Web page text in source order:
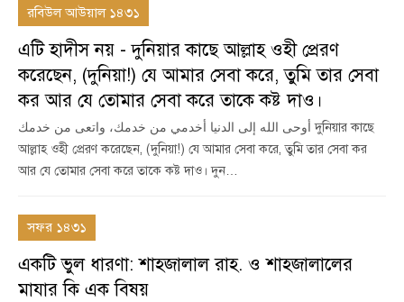
রবিউল আউয়াল ১৪৩১
এটি হাদীস নয় - দুনিয়ার কাছে আল্লাহ ওহী প্রেরণ
করেছেন, (দুনিয়া!) যে আমার সেবা করে, তুমি তার সেবা
কর আর যে তোমার সেবা করে তাকে কষ্ট দাও।
أوحى الله إلى الدنيا أخدمي من خدمك، واتعى من خدمك দুনিয়ার কাছে
আল্লাহ ওহী প্রেরণ করেছেন, (দুনিয়া!) যে আমার সেবা করে, তুমি তার সেবা কর
আর যে তোমার সেবা করে তাকে কষ্ট দাও। দুন…
সফর ১৪৩১
একটি ভুল ধারণা: শাহজালাল রাহ. ও শাহজালালের
মাযার কি এক বিষয়